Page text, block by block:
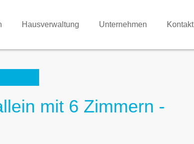
Hausverwaltung Unternehmen Kontakt
mit 6 Zimmern -